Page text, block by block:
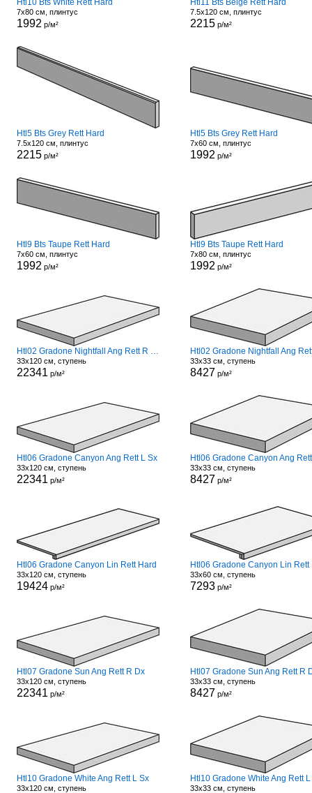
Htl10 Bts White Rett Hard
7x80 см, плинтус
1992 р/м²
Htl11 Bts Beige Rett Hard
7.5x120 см, плинтус
2215р/м²
Htl5 Bts Grey Rett Hard
7.5x120 см, плинтус
2215р/м²
Htl5 Bts Grey Rett Hard
7x60 см, плинтус
1992 р/м²
Htl9 Bts Taupe Rett Hard
7x60 см, плинтус
1992 р/м²
Htl9 Bts Taupe Rett Hard
7x80 см, плинтус
1992 р/м²
Htl02 Gradone Nightfall Ang Rett R Dx
33x120 см, ступень
22341 р/м²
33x33 см, ступень
8427 р/м²
Htl06 Gradone Canyon Ang Rett L Sx
33x120 см, ступень
22341 р/м²
Htl06 Gradone Canyon Ang
33x33 см, ступень
8427 р/м²
Htl06 Gradone Canyon Lin Rett Hard
33x120 см, ступень
19424р/м²
Htl06 Gradone Canyon Lin Rett
33x60 см, ступень
7293р/м²
Htl07 Gradone Sun Ang Rett R Dx
33x120 см, ступень
22341 р/м²
Htl07 Gradone Sun Ang Rett R
33x33 см, ступень
8427 р/м²
Htl10 Gradone White Ang Rett L Sx
33x120 см, ступень
Htl10 Gradone White Ang Rett L
33x33 см, ступень